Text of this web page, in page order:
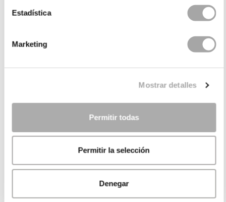
Estadística
Marketing
Mostrar detalles
Permitir todas
Permitir la selección
Denegar